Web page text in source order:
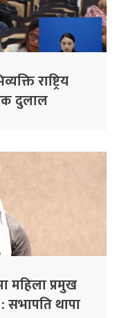
राष्ट्रिय
दुलाल
महिला प्रमुख
सभापति थापा